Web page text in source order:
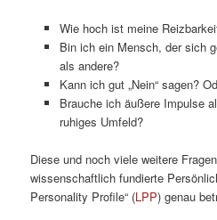
Wie hoch ist meine
Bin ich ein Mensch, der sich
als andere?
Kann ich gut „Nein“ sagen?
Brauche ich äußere Impulse
ruhiges Umfeld?
Diese und noch viele weitere
wissenschaftlich fundierte
Personality Profile“ (LPP) genau